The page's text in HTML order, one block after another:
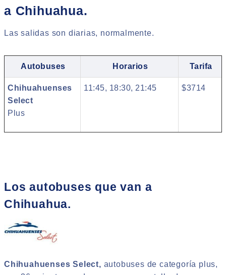
a Chihuahua.
Las salidas son diarias, normalmente.
Autobuses Horarios Tarifa
Chihuahuenses
Select
Plus
11:45, 18:30, 21:45 $3714
Los autobuses que van a
Chihuahua.
Chihuahuenses Select, autobuses de categoría plus,